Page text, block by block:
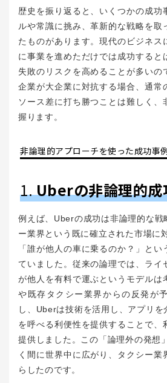
歴史を振り返ると、いくつかの成功
ルや常識に挑み、革新的な戦略を取
たものがあります。現代のビジネス
に事業を進めただけでは成功すると
失敗のリスクを高めることが多いの
企業が大企業に対抗する場合、通常
ソース差に打ち勝つことは難しく、
握ります。
非論理的アプローチを使った成功事
1.Uberの非論理的成
例えば、Uberの成功は非論理的な戦
ー業界という既に確立された市場に
「誰が他人の車に乗るのか？」と
ていました。従来の論理では、ライ
が他人を有料で運ぶというモデルは
や既存タクシー業界からの反発が
し、Uberは技術を活用し、アプリを
を呼べる利便性を提供することで、
提供しました。この「論理外の発想
く間に世界中に広がり、タクシー業
らしたのです。